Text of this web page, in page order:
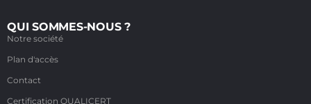
QUI SOMMES-NOUS ?
Notre société
Plan d'accès
Contact
Certification QUALICERT